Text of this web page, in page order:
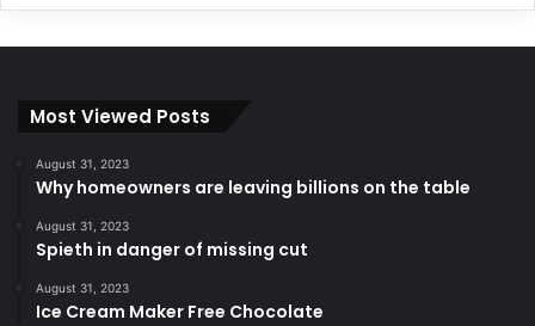
Most Viewed Posts
August 31, 2023
Why homeowners are leaving billions on the table
August 31, 2023
Spieth in danger of missing cut
August 31, 2023
Ice Cream Maker Free Chocolate